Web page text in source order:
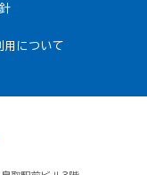
用について